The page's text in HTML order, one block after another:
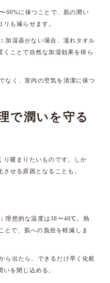
60%に保つことで、肌の潤い
も減らせます。
加湿器がない場合、濡れタオル
くことで自然な加湿効果を得ら
なく、室内の空気を清潔に保つ
で潤いを守る
り暖まりたいものです。しか
せる原因となることも。
理想的な温度は38〜40℃。熱
とで、肌への負担を軽減しま
ら出たら、できるだけ早く化粧
を閉じ込める。